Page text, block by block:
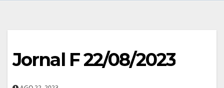
Jornal F 22/08/2023